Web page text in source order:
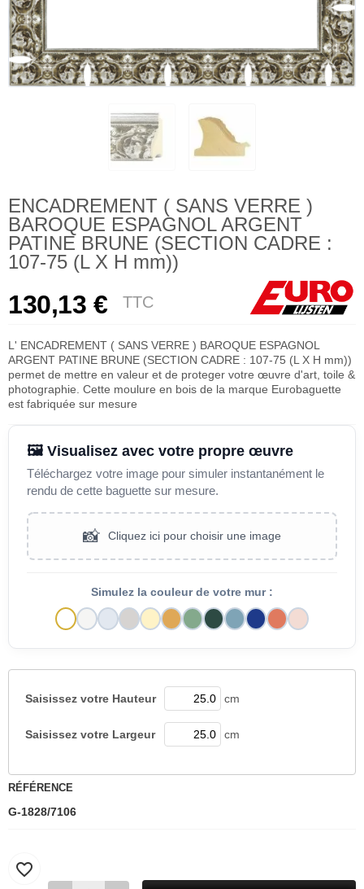
ENCADREMENT ( SANS VERRE )
BAROQUE ESPAGNOL ARGENT
PATINE BRUNE (SECTION CADRE :
107-75 (L X H mm))
130,13 € TTC
L' ENCADREMENT ( SANS VERRE ) BAROQUE ESPAGNOL
ARGENT PATINE BRUNE (SECTION CADRE : 107-75 (L X H mm))
permet de mettre en valeur et de proteger votre œuvre d'art, toile &
photographie. Cette moulure en bois de la marque Eurobaguette
est fabriquée sur mesure
🖼️ Visualisez avec votre propre œuvre
Téléchargez votre image pour simuler instantanément le
rendu de cette baguette sur mesure.
📸 Cliquez ici pour choisir une image
Simulez la couleur de votre mur :
Saisissez votre Hauteur cm
Saisissez votre Largeur cm
RÉFÉRENCE
G-1828/7106
favorite_border